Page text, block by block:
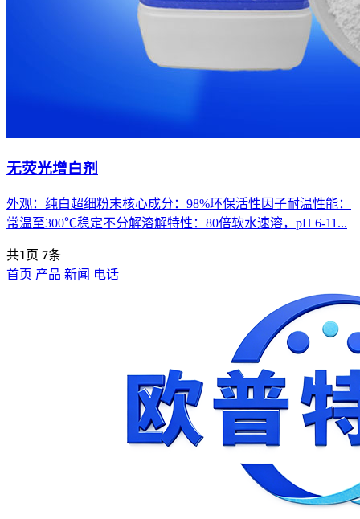
无荧光增白剂
外观：纯白超细粉末核心成分：98%环保活性因子耐温性能：
常温至300℃稳定不分解溶解特性：80倍软水速溶，pH 6-11...
共1页 7条
首页 产品 新闻 电话